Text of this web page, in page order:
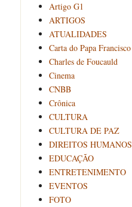
Artigo G1
ARTIGOS
ATUALIDADES
Carta do Papa Francisco
Charles de Foucauld
Cinema
CNBB
Crônica
CULTURA
CULTURA DE PAZ
DIREITOS HUMANOS
EDUCAÇÃO
ENTRETENIMENTO
EVENTOS
FOTO